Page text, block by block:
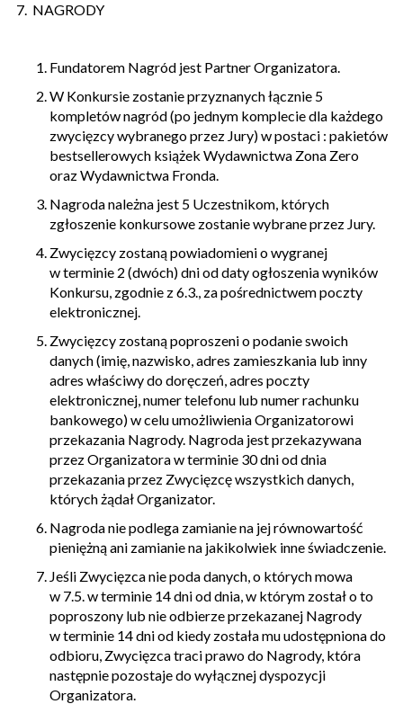
7. NAGRODY
Fundatorem Nagród jest Partner Organizatora.
W Konkursie zostanie przyznanych łącznie 5
kompletów nagród (po jednym komplecie dla każdego
zwycięzcy wybranego przez Jury) w postaci : pakietów
bestsellerowych książek Wydawnictwa Zona Zero
oraz Wydawnictwa Fronda.
Nagroda należna jest 5 Uczestnikom, których
zgłoszenie konkursowe zostanie wybrane przez Jury.
Zwycięzcy zostaną powiadomieni o wygranej
w terminie 2 (dwóch) dni od daty ogłoszenia wyników
Konkursu, zgodnie z 6.3., za pośrednictwem poczty
elektronicznej.
Zwycięzcy zostaną poproszeni o podanie swoich
danych (imię, nazwisko, adres zamieszkania lub inny
adres właściwy do doręczeń, adres poczty
elektronicznej, numer telefonu lub numer rachunku
bankowego) w celu umożliwienia Organizatorowi
przekazania Nagrody. Nagroda jest przekazywana
przez Organizatora w terminie 30 dni od dnia
przekazania przez Zwycięzcę wszystkich danych,
których żądał Organizator.
Nagroda nie podlega zamianie na jej równowartość
pieniężną ani zamianie na jakikolwiek inne świadczenie.
Jeśli Zwycięzca nie poda danych, o których mowa
w 7.5. w terminie 14 dni od dnia, w którym został o to
poproszony lub nie odbierze przekazanej Nagrody
w terminie 14 dni od kiedy została mu udostępniona do
odbioru, Zwycięzca traci prawo do Nagrody, która
następnie pozostaje do wyłącznej dyspozycji
Organizatora.